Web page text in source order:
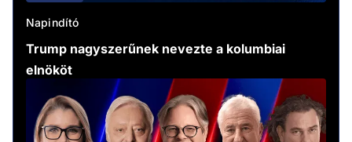
Napindító
Trump nagyszerűnek nevezte a kolumbiai
elnököt